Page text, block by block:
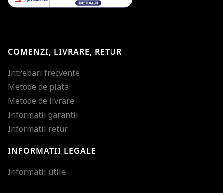
COMENZI, LIVRARE, RETUR
Intrebari frecvente
Metode de plata
Metode de livrare
Informatii garantii
Informatii retur
INFORMATII LEGALE
Informatii utile